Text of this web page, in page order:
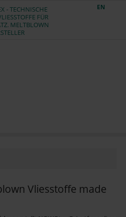
EN
Vliesstoffe made